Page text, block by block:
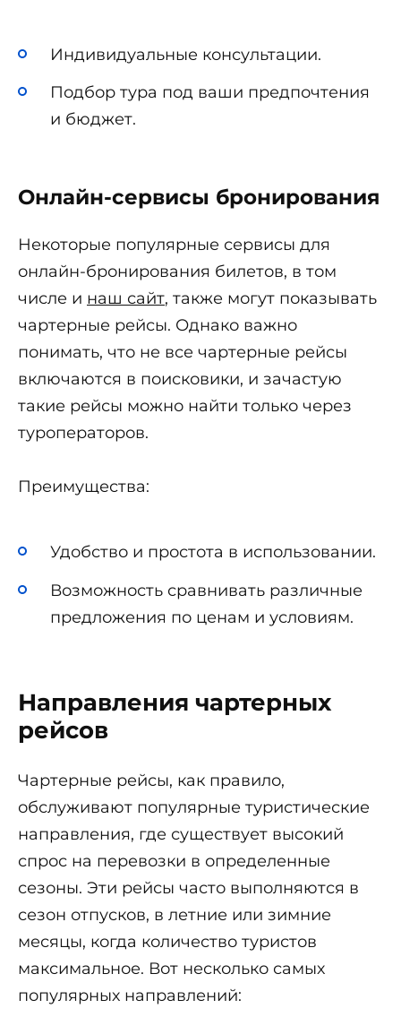
Индивидуальные консультации.
Подбор тура под ваши предпочтения
и бюджет.
Онлайн-сервисы бронирования
Некоторые популярные сервисы для
онлайн-бронирования билетов, в том
числе и наш сайт, также могут показывать
чартерные рейсы. Однако важно
понимать, что не все чартерные рейсы
включаются в поисковики, и зачастую
такие рейсы можно найти только через
туроператоров.
Преимущества:
Удобство и простота в использовании.
Возможность сравнивать различные
предложения по ценам и условиям.
Направления чартерных
рейсов
Чартерные рейсы, как правило,
обслуживают популярные туристические
направления, где существует высокий
спрос на перевозки в определенные
сезоны. Эти рейсы часто выполняются в
сезон отпусков, в летние или зимние
месяцы, когда количество туристов
максимальное. Вот несколько самых
популярных направлений: